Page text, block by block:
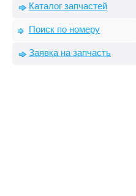
Каталог запчастей
Поиск по номеру
Заявка на запчасть